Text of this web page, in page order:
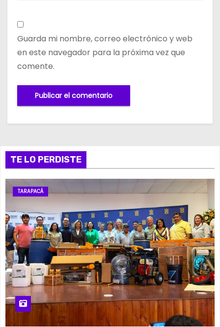
Guarda mi nombre, correo electrónico y web
en este navegador para la próxima vez que
comente.
TE LO PERDISTE
TARAPACÁ